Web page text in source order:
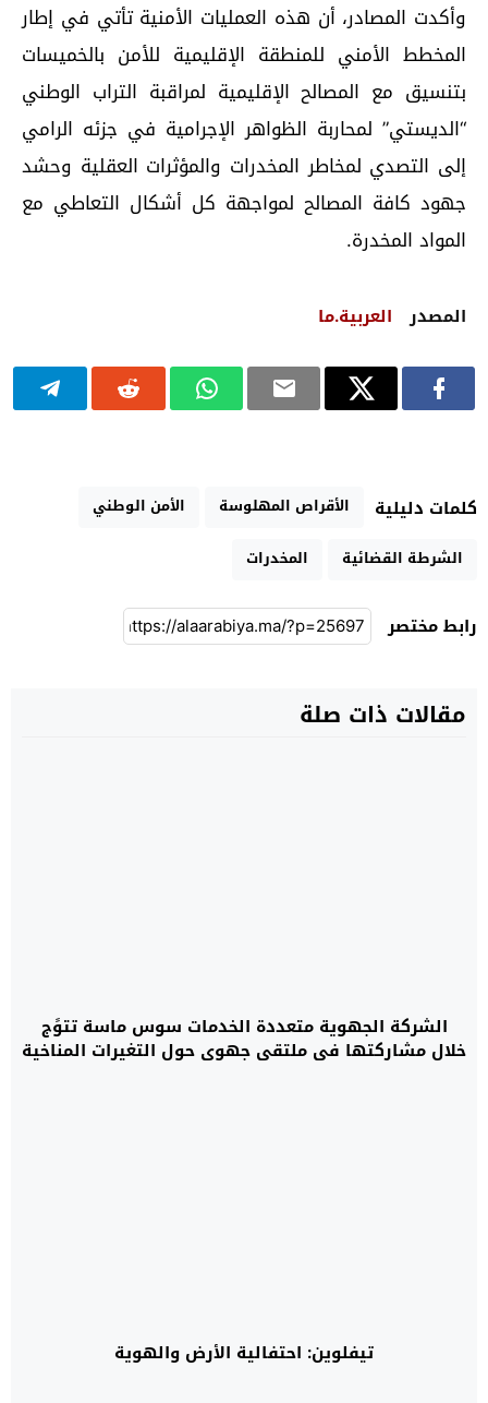
وأكدت المصادر، أن هذه العمليات الأمنية تأتي في إطار
المخطط الأمني للمنطقة الإقليمية للأمن بالخميسات
بتنسيق مع المصالح الإقليمية لمراقبة التراب الوطني
“الديستي” لمحاربة الظواهر الإجرامية في جزئه الرامي
إلى التصدي لمخاطر المخدرات والمؤثرات العقلية وحشد
جهود كافة المصالح لمواجهة كل أشكال التعاطي مع
المواد المخدرة.
المصدر العربية.ما
كلمات دليلية الأقراص المهلوسة
الأمن الوطني
الشرطة القضائية
المخدرات
رابط مختصر
مقالات ذات صلة
الشركة الجهوية متعددة الخدمات سوس ماسة تتوًج
خلال مشاركتها في ملتقى جهوي حول التغيرات المناخية
تيفلوين: احتفالية الأرض والهوية